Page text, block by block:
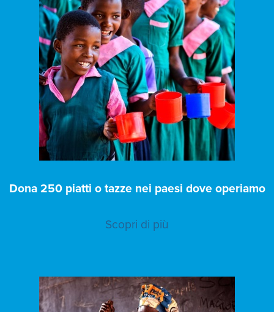
Dona 250 piatti o tazze nei paesi dove operiamo
Scopri di più